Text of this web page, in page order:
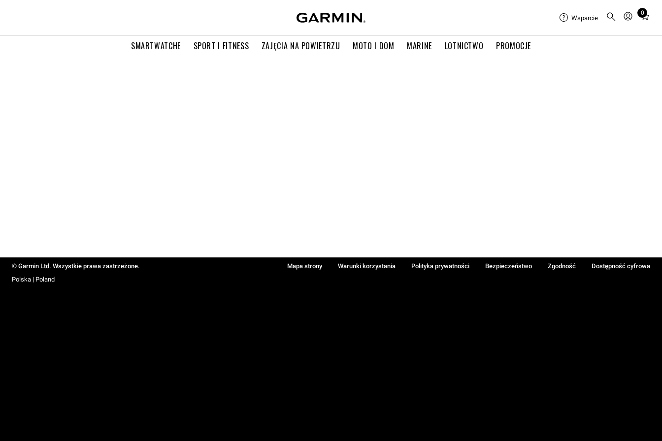
SMARTWATCHE SPORT I FITNESS ZAJĘCIA NA POWIETRZU MOTO I DOM MARINE LOTNICTWO PROMOCJE
Wsparcie
0
Total
in
© Garmin Ltd. Wszystkie prawa zastrzeżone. Mapa strony Warunki korzystania Polityka prywatności Bezpieczeństwo Zgodność
Dostępność cyfrowa
Polska | Poland